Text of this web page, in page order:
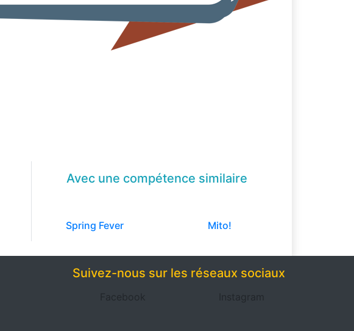
Avec une compétence similaire
Spring Fever Mito!
Suivez-nous sur les réseaux sociaux
Facebook Instagram